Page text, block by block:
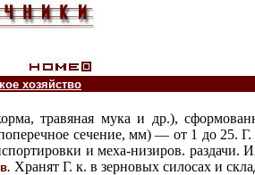
хозяйство
травяная мука и др.),
сечение, мм) — от 1 до 25. Г.
и меха-низиров. раздачи.
. Хранят Г. к. в зерновых силосах и